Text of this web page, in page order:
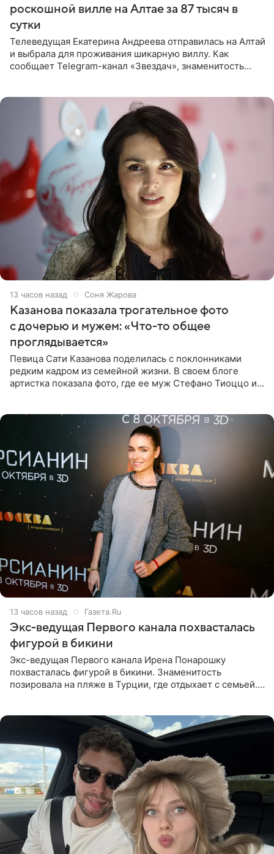
роскошной вилле на Алтае за 87 тысяч в
сутки
Телеведущая Екатерина Андреева отправилась на Алтай
и выбрала для проживания шикарную виллу. Как
сообщает Telegram-канал «Звездач», знаменитость
13 часов назад Соня Жарова
Казанова показала трогательное фото
с дочерью и мужем: «Что-то общее
проглядывается»
Певица Сати Казанова поделилась с поклонниками
редким кадром из семейной жизни. В своем блоге
артистка показала фото, где ее муж Стефано Тиоццо и
13 часов назад Газета.Ru
Экс-ведущая Первого канала похвасталась
фигурой в бикини
Экс-ведущая Первого канала Ирена Понарошку
похвасталась фигурой в бикини. Знаменитость
позировала на пляже в Турции, где отдыхает с семьей.